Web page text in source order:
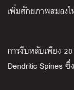
เพิ่มศักยภาพสมอง
การงีบหลับเพียง 20
Dendritic Spinesซึ่